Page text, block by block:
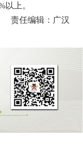
以上。
责任编辑：广汉